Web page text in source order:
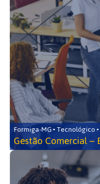
Formiga-MG • Tecnológico
Gestão Comercial –